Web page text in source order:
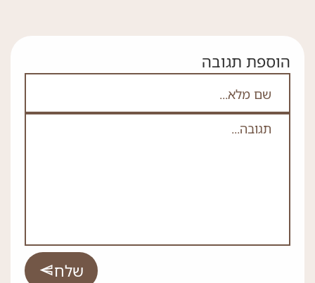
אם אתה לא רובוט אל תמלא את השדה הזה
הוספת תגובה
שלח